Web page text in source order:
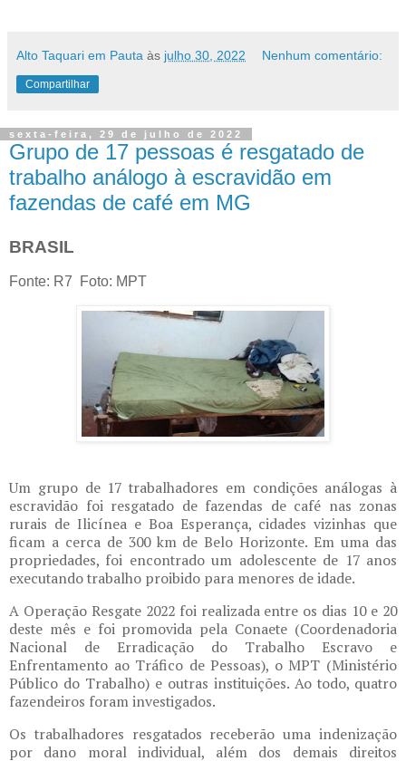
Alto Taquari em Pauta às julho 30, 2022 Nenhum comentário:
Compartilhar
sexta-feira, 29 de julho de 2022
Grupo de 17 pessoas é resgatado de
trabalho análogo à escravidão em
fazendas de café em MG
BRASIL
Fonte: R7 Foto: MPT
Um grupo de 17 trabalhadores em condições análogas à
escravidão foi resgatado de fazendas de café nas zonas
rurais de Ilicínea e Boa Esperança, cidades vizinhas que
ficam a cerca de 300 km de Belo Horizonte. Em uma das
propriedades, foi encontrado um adolescente de 17 anos
executando trabalho proibido para menores de idade.
A Operação Resgate 2022 foi realizada entre os dias 10 e 20
deste mês e foi promovida pela Conaete (Coordenadoria
Nacional de Erradicação do Trabalho Escravo e
Enfrentamento ao Tráfico de Pessoas), o MPT (Ministério
Público do Trabalho) e outras instituições. Ao todo, quatro
fazendeiros foram investigados.
Os trabalhadores resgatados receberão uma indenização
por dano moral individual, além dos demais direitos